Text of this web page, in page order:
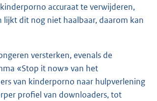
accuraat te verwijderen,
dit nog niet haalbaar, daarom kan
versterken, evenals de
«Stop it now» van het
van kinderporno naar hulpverlening
profiel van downloaders, tot